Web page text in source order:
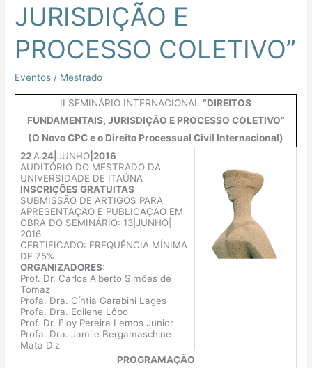
JURISDIÇÃO E
PROCESSO COLETIVO”
Eventos / Mestrado
II SEMINÁRIO INTERNACIONAL“DIREITOS
FUNDAMENTAIS, JURISDIÇÃO E PROCESSO COLETIVO”
(O Novo CPC e o Direito Processual Civil Internacional)
22 A 24|JUNHO |2016
AUDITÓRIO DO MESTRADO DA
UNIVERSIDADE DE ITAÚNA
INSCRIÇÕES GRATUITAS
SUBMISSÃO DE ARTIGOS PARA
APRESENTAÇÃO E PUBLICAÇÃO EM
OBRA DO SEMINÁRIO: 13|JUNHO|
2016
CERTIFICADO: FREQUÊNCIA MÍNIMA
DE 75%
ORGANIZADORES:
Prof. Dr. Carlos Alberto Simões de
Tomaz
Profa. Dra. Cíntia Garabini Lages
Profa. Dra. Edilene Lôbo
Prof. Dr. Eloy Pereira Lemos Junior
Profa. Dra. Jamile Bergamaschine
Mata Diz
PROGRAMAÇÃO